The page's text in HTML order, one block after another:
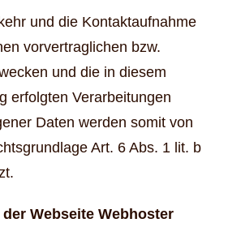
und die Kontaktaufnahme
vorvertraglichen bzw.
und die in diesem
erfolgten Verarbeitungen
Daten werden somit von
Art. 6 Abs. 1 lit. b
Webseite Webhoster